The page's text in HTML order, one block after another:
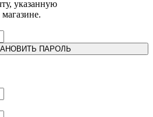
указанную
ПАРОЛЬ